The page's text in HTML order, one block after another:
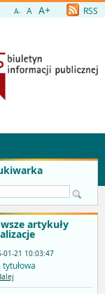
A- A A+ RSS
artykuły
01-21 10:03:47